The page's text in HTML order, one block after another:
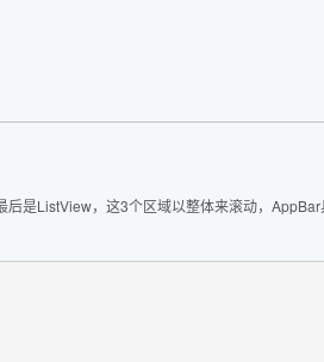
是ListView，这3个区域以整体来滚动，